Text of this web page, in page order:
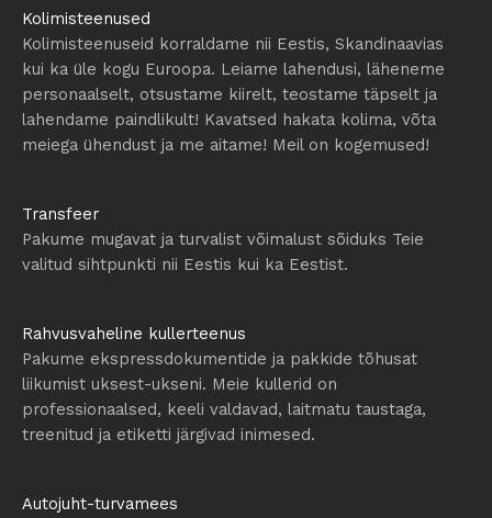
Kolimisteenused
Kolimisteenuseid korraldame nii Eestis, Skandinaavias
kui ka üle kogu Euroopa. Leiame lahendusi, läheneme
personaalselt, otsustame kiirelt, teostame täpselt ja
lahendame paindlikult! Kavatsed hakata kolima, võta
meiega ühendust ja me aitame! Meil on kogemused!
Transfeer
Pakume mugavat ja turvalist võimalust sõiduks Teie
valitud sihtpunkti nii Eestis kui ka Eestist.
Rahvusvaheline kullerteenus
Pakume ekspressdokumentide ja pakkide tõhusat
liikumist uksest-ukseni. Meie kullerid on
professionaalsed, keeli valdavad, laitmatu taustaga,
treenitud ja etiketti järgivad inimesed.
Autojuht-turvamees